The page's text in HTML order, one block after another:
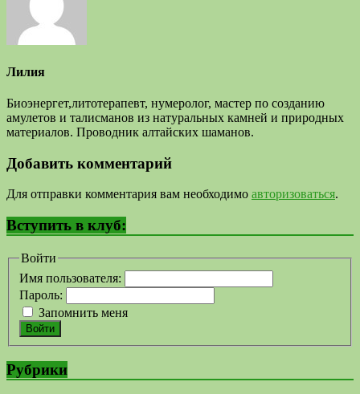
Лилия
Биоэнергет,литотерапевт, нумеролог, мастер по созданию
амулетов и талисманов из натуральных камней и природных
материалов. Проводник алтайских шаманов.
Добавить комментарий
Для отправки комментария вам необходимо авторизоваться.
Вступить в клуб:
Войти
Имя пользователя:
Пароль:
Запомнить меня
Войти
Рубрики